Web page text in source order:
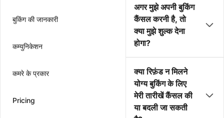
बुकिंग की जानकारी
कम्युनिकेशन
कमरे के प्रकार
Pricing
अगर मुझे अपनी बुकिंग
कैंसल करनी है, तो
क्या मुझे शुल्क देना
होगा?
क्या रिफ़ंड न मिलने
योग्य बुकिंग के लिए
मेरी तारीखें कैंसल की
या बदली जा सकती